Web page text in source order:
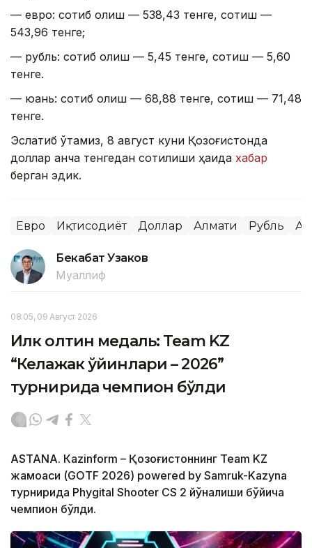
— евро: сотиб олиш — 538,43 тенге, сотиш —
543,96 тенге;
— рубль: сотиб олиш — 5,45 тенге, сотиш — 5,60
тенге.
— юань: сотиб олиш — 68,88 тенге, сотиш — 71,48
тенге.
Эслатиб ўтамиз, 8 август куни Қозоғистонда
доллар қанча тенгедан сотилиши ҳақида хабар
берган эдик.
Евро Иқтисодиёт Доллар Алмати Рубль
Бекабат Узаков
Муаллиф
08:05, 09 Август 2026
Илк олтин медаль: Team KZ
“Келажак ўйинлари – 2026”
турнирида чемпион бўлди
ASTANА. Кazinform – Қозоғистоннинг Team KZ
жамоаси (GOTF 2026) powered by Samruk-Kazyna
турнирида Phygital Shooter CS 2 йўналиши бўйича
чемпион бўлди.